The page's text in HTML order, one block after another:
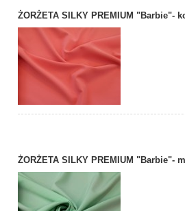
ŻORŻETA SILKY PREMIUM "Barbie"-
ŻORŻETA SILKY PREMIUM "Barbie"-